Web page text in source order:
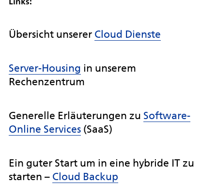
Übersicht unserer Cloud Dienste
Server-Housing in unserem
Rechenzentrum
Generelle Erläuterungen zu Software-
Online Services (SaaS)
Ein guter Start um in eine hybride IT zu
starten – Cloud Backup